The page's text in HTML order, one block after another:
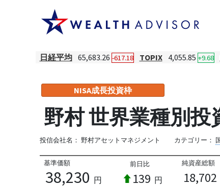
日経平均 65,683.26 -617.18 TOPIX 4,055.85 +9.68
NISA成長投資枠
野村 世界業種別
投信会社名： 野村アセットマネジメント カテゴリー：
基準価額
38,230 円
前日比
139 円
純資産総額
18,702